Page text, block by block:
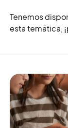
Tenemos
esta temática,